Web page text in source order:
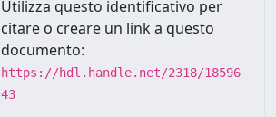
Utilizza questo identificativo per
citare o creare un link a questo
documento:
https://hdl.handle.net/2318/18596
43